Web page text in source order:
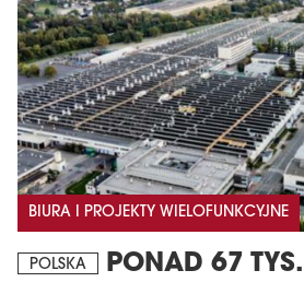
BIURA I PROJEKTY WIELOFUNKCYJNE
POLSKA
PONAD 67